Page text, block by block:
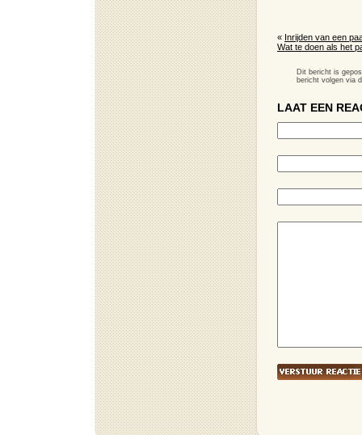
« Inrijden van een
Wat te doen als het
Dit bericht is
bericht volgen via
LAAT EEN